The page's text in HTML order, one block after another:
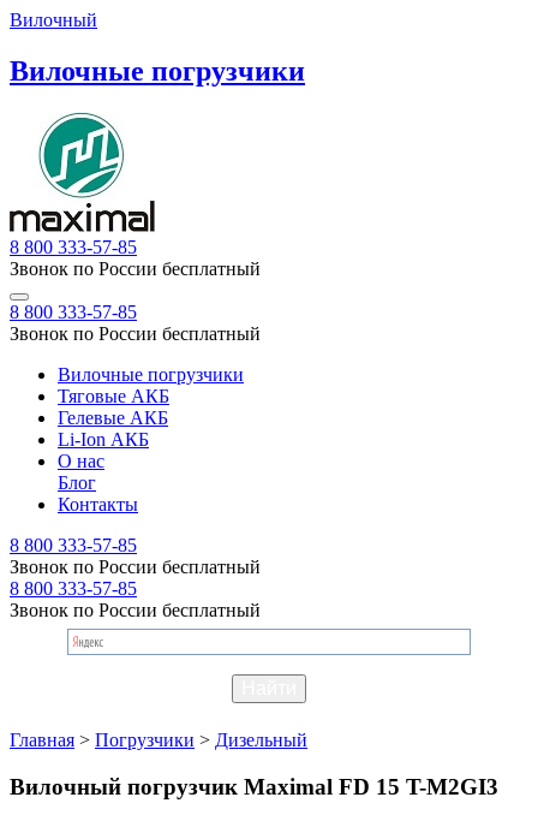
Вилочный
Вилочные погрузчики
8 800 333-57-85
Звонок по России бесплатный
8 800 333-57-85
Звонок по России бесплатный
Вилочные погрузчики
Тяговые АКБ
Гелевые АКБ
Li-Ion АКБ
О нас
Блог
Контакты
8 800 333-57-85
Звонок по России бесплатный
8 800 333-57-85
Звонок по России бесплатный
Главная > Погрузчики > Дизельный
Вилочный погрузчик Maximal FD 15 T-M2GI3